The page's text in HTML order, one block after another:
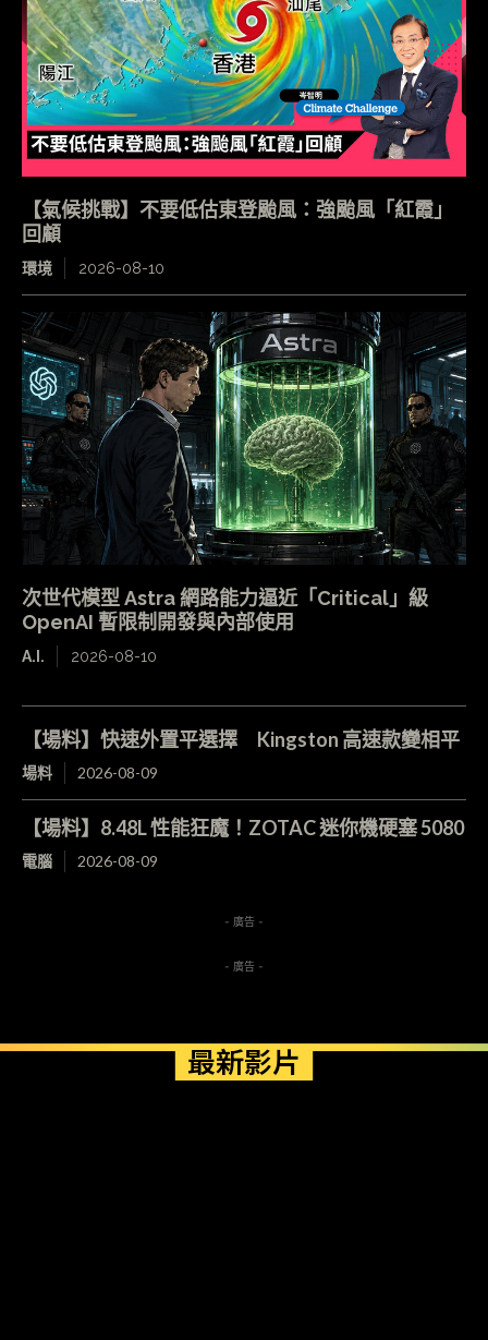
【氣候挑戰】不要低估東登颱風：強颱風「紅霞」
回顧
環境 2026-08-10
次世代模型 Astra 網路能力逼近「Critical」級
OpenAI 暫限制開發與內部使用
A.I. 2026-08-10
【場料】快速外置平選擇 Kingston 高速款變相平
場料 2026-08-09
【場料】8.48L 性能狂魔！ZOTAC 迷你機硬塞 5080
電腦 2026-08-09
- 廣告 -
- 廣告 -
最新影片